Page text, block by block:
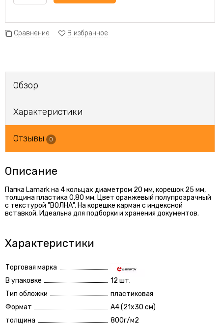
Сравнение В избранное
Обзор
Характеристики
Отзывы 0
Описание
Папка Lamark на 4 кольцах диаметром 20 мм, корешок 25 мм,
толщина пластика 0,80 мм. Цвет оранжевый полупрозрачный
с текстурой "ВОЛНА". На корешке карман с индексной
вставкой. Идеальна для подборки и хранения документов.
Характеристики
Торговая марка
В упаковке
12 шт.
Тип обложки
пластиковая
Формат
А4 (21x30 см)
толщина
800г/м2